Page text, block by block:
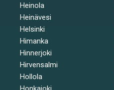
Heinola
Heinävesi
Helsinki
Himanka
Hinnerjoki
Hirvensalmi
Hollola